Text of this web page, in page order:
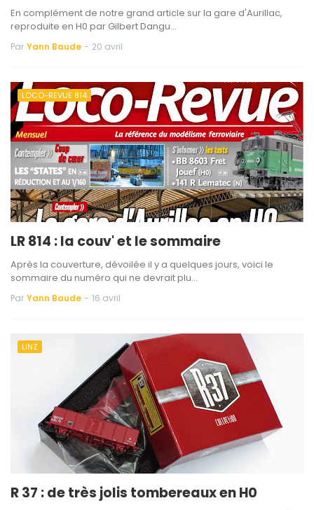
En complément de notre grand article sur la gare d'Aurillac,
reproduite en H0 par Gilbert Dangu…
Par Yann Baude - 20 avril
LOCO-REVUE 814
LR 814 : la couv' et le sommaire
Après la couverture, dévoilée il y a quelques jours, voici le
sommaire du numéro qui ne devrait plu…
Par Yann Baude - 16 avril
LINZ
R 37 : de très jolis tombereaux en H0